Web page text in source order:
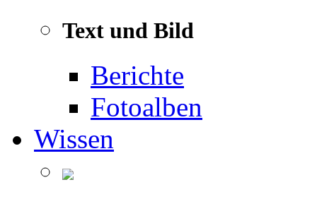
Text und Bild
Berichte
Fotoalben
Wissen